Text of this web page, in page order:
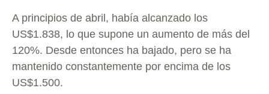
A principios de abril, había alcanzado los
US$1.838, lo que supone un aumento de más del
120%. Desde entonces ha bajado, pero se ha
mantenido constantemente por encima de los
US$1.500.